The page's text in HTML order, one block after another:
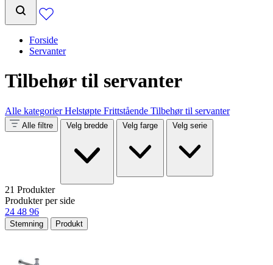
Forside
Servanter
Tilbehør til servanter
Alle kategorierHelstøpte Frittstående Tilbehør til servanter
Alle filtre Velg bredde Velg farge Velg serie
21 Produkter
Produkter per side
24 48 96
Stemning Produkt